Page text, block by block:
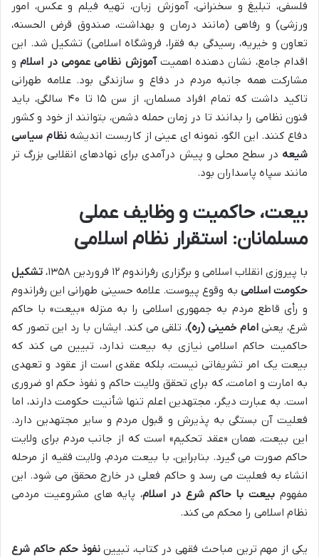
فلسفی، تبلیغ و سخنرانی، آموزش زبان، تهیه فیلم و عکس، امور
ورزشی) و رفاهی (مانند درمان و بهداشت، صندوق قرض الحسنه،
تعاون و خیریه، رسیدگی به فقرا، فروشگاه اسلامی) تشکیل شد. این
اقدام جامع، نشان دهنده اهمیتآموزش نظامی عمومی در اسلامو
مشارکت همه جانبه مردم در دفاع و سازندگی بود. علامه طهرانی
تاکید داشت که تمام افراد مسلمان، از سن ۱۵ تا ۴۰ سالگی، باید
فنون نظامی را بدانند تا در زمان حمله دشمن، بتوانند از خود و کشور
دفاع کنند. این الگو، نمونه ای عینی از کاربست اندیشهنظام سیاسی
شیعه در سطح محلی و پیش درآمدی برای نهادهای انقلابی بزرگ تر
مانند سپاه پاسداران بود.
بیعت، حاکمیت و وظایف عملی
مسلمانان: استقرار نظام اسلامی
با پیروزی انقلاب اسلامی و برگزاری رفراندوم ۱۲ فروردین ۱۳۵۸،
تشکیل
حکومت اسلامی به وقوع پیوست. علامه حسینی طهرانی این رفراندوم
و رأی قاطع مردم به جمهوری اسلامی را به منزله «بیعت» با حاکم
شرع، یعنیامام خمینی (ره)، تلقی می کند. ایشان با رد این تصور که
حاکمیت حاکم اسلامی نیازی به بیعت ندارد، تبیین می کند که
بیعت یک امر تشریفاتی نیست، بلکه عقدی است از عقود و تعهدی
به امارت و امامت، که برای تحقق ولایت حاکم و نفوذ حکم او ضروری
است. به عبارت دیگر، مجتهدین اعلم تنها شأنیت حکومت دارند، اما
فعلیت آن بستگی به پذیرش و قبول مردم و سایر مجتهدین دارد.
این بیعت، همان «عقد تحکیم» است که از جانب مردم برای ولایت
حاکم صورت می گیرد. بنابراین، با بیعت مردم، ولایت فقیه از مرحله
انشاء به فعلیت می رسد و حاکم فعلی در خارج محقق می شود. این
مفهوم بیعت با حاکم شرع در اسلام، پایه های مشروعیت مردمی
نظام اسلامی را محکم می کند.
یکی از مهم ترین مباحث فقهی در کتاب، تبییننفوذ حکم حاکم شرع